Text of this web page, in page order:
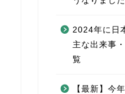
2024年に日
主な出来事
覧
【最新】今